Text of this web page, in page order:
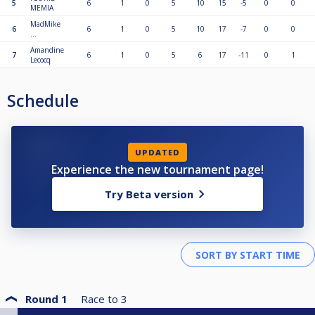
🏆 Prize
Address: Rue de la gare 4; 5310 Éghezée.
Contact: 0489.61.18.18
5
MEMIA
6 1 0 5 10 15 -5 0 0
6
MadMike
...
6 1 0 5 10 17 -7 0 0
7
Amandine
Lecocq
6 1 0 5 6 17 -11 0 1
Schedule
UPDATED
Experience the new tournament page!
Try Beta version
Round 1 Race to 3